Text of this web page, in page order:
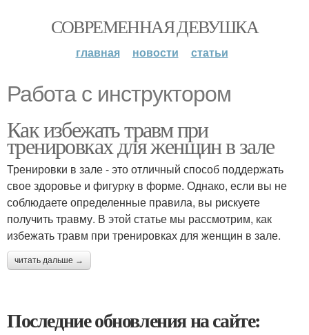
СОВРЕМЕННАЯ ДЕВУШКА
главная новости статьи
Работа с инструктором
Как избежать травм при
тренировках для женщин в зале
Тренировки в зале - это отличный способ поддержать
свое здоровье и фигурку в форме. Однако, если вы не
соблюдаете определенные правила, вы рискуете
получить травму. В этой статье мы рассмотрим, как
избежать травм при тренировках для женщин в зале.
читать дальше →
Последние обновления на сайте: